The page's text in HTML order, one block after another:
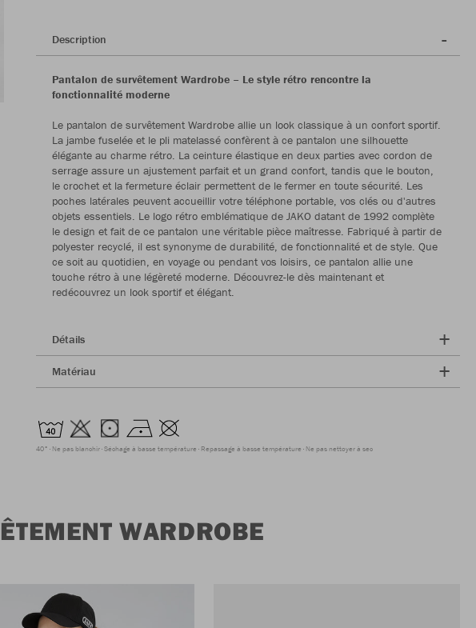
Description
Pantalon de survêtement Wardrobe – Le style rétro rencontre la
fonctionnalité moderne
Le pantalon de survêtement Wardrobe allie un look classique à un confort sportif.
La jambe fuselée et le pli matelassé confèrent à ce pantalon une silhouette
élégante au charme rétro. La ceinture élastique en deux parties avec cordon de
serrage assure un ajustement parfait et un grand confort, tandis que le bouton,
le crochet et la fermeture éclair permettent de le fermer en toute sécurité. Les
poches latérales peuvent accueillir votre téléphone portable, vos clés ou d'autres
objets essentiels. Le logo rétro emblématique de JAKO datant de 1992 complète
le design et fait de ce pantalon une véritable pièce maîtresse. Fabriqué à partir de
polyester recyclé, il est synonyme de durabilité, de fonctionnalité et de style. Que
ce soit au quotidien, en voyage ou pendant vos loisirs, ce pantalon allie une
touche rétro à une légèreté moderne. Découvrez-le dès maintenant et
redécouvrez un look sportif et élégant.
Détails
Matériau
40° Ne pas blanchir Séchage à basse température Repassage à basse température Ne pas nettoyer à sec
WARDROBE